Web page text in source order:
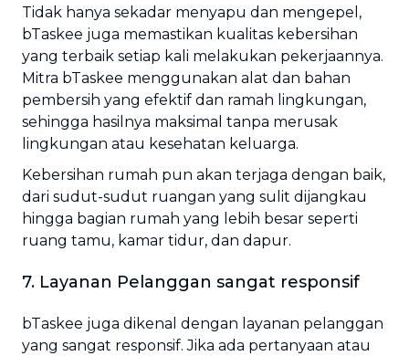
Tidak hanya sekadar menyapu dan mengepel,
bTaskee juga memastikan kualitas kebersihan
yang terbaik setiap kali melakukan pekerjaannya.
Mitra bTaskee menggunakan alat dan bahan
pembersih yang efektif dan ramah lingkungan,
sehingga hasilnya maksimal tanpa merusak
lingkungan atau kesehatan keluarga.
Kebersihan rumah pun akan terjaga dengan baik,
dari sudut-sudut ruangan yang sulit dijangkau
hingga bagian rumah yang lebih besar seperti
ruang tamu, kamar tidur, dan dapur.
7. Layanan Pelanggan sangat responsif
bTaskee juga dikenal dengan layanan pelanggan
yang sangat responsif. Jika ada pertanyaan atau